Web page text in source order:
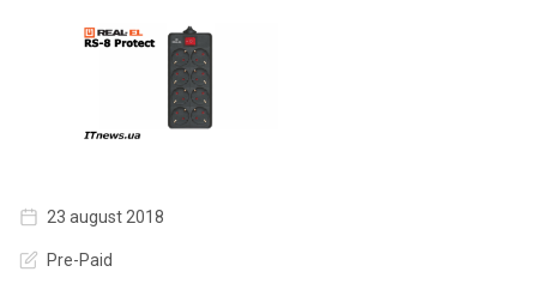
23 august 2018
Pre-Paid